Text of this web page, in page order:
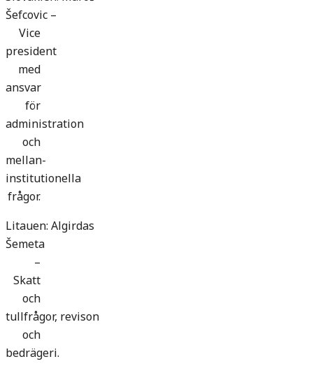
Šefcovic –
Vice
president
med
ansvar
för
administration
och
mellan-
institutionella
frågor.
Litauen: Algirdas
Šemeta
–
Skatt
och
tullfrågor, revison
och
bedrägeri.